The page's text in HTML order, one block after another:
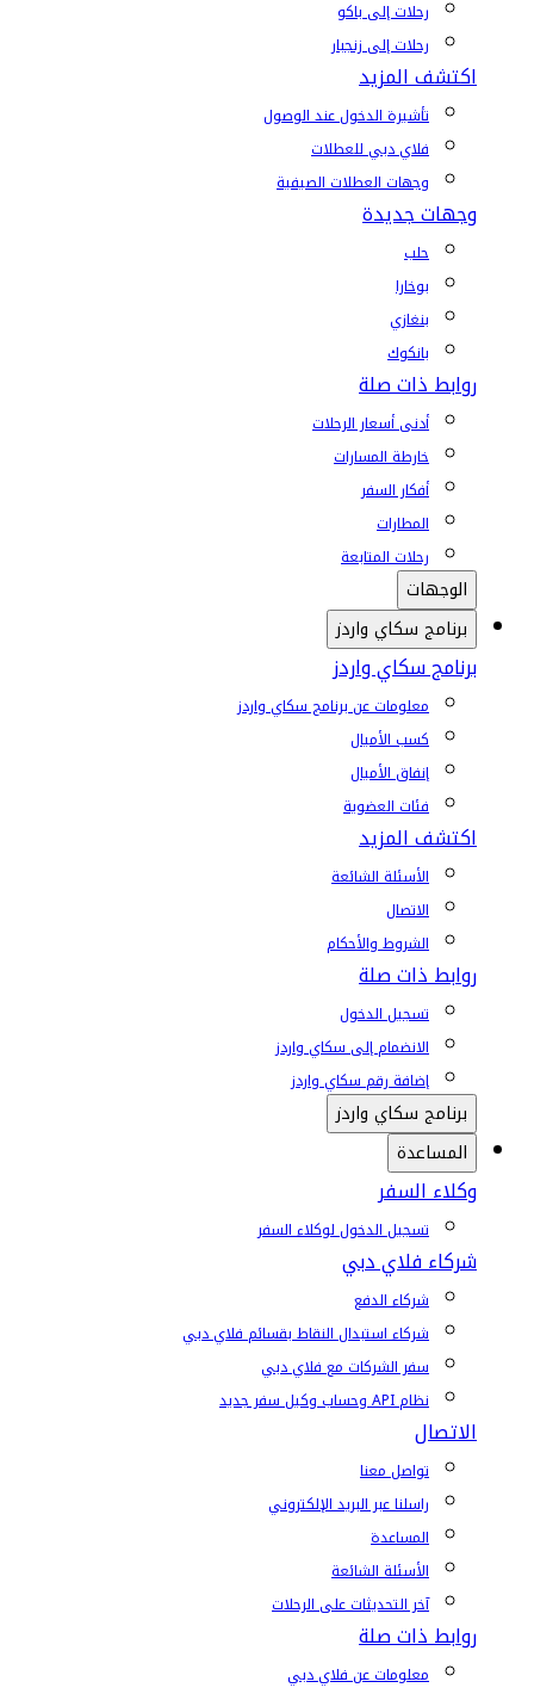
رحلات إلى باكو
رحلات إلى زنجبار
اكتشف المزيد
تأشيرة الدخول عند الوصول
فلاي دبي للعطلات
وجهات العطلات الصيفية
وجهات جديدة
حلب
بوخارا
بنغازي
بانكوك
روابط ذات صلة
أدنى أسعار الرحلات
خارطة المسارات
أفكار السفر
المطارات
رحلات المتابعة
الوجهات
برنامج سكاي واردز
برنامج سكاي واردز
معلومات عن برنامج سكاي واردز
كسب الأميال
إنفاق الأميال
فئات العضوية
اكتشف المزيد
الأسئلة الشائعة
الاتصال
الشروط والأحكام
روابط ذات صلة
تسجيل الدخول
الانضمام إلى سكاي واردز
إضافة رقم سكاي واردز
برنامج سكاي واردز
المساعدة
وكلاء السفر
تسجيل الدخول لوكلاء السفر
شركاء فلاي دبي
شركاء الدفع
شركاء استبدال النقاط بقسائم فلاي دبي
سفر الشركات مع فلاي دبي
نظام API وحساب وكيل سفر جديد
الاتصال
تواصل معنا
راسلنا عبر البريد الإلكتروني
المساعدة
الأسئلة الشائعة
آخر التحديثات على الرحلات
روابط ذات صلة
معلومات عن فلاي دبي